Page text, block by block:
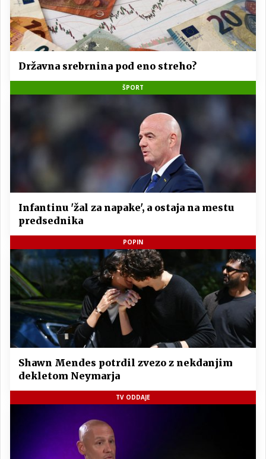
Državna srebrnina pod eno streho?
ŠPORT
Infantinu 'žal za napake', a ostaja na mestu
predsednika
POPIN
Shawn Mendes potrdil zvezo z nekdanjim
dekletom Neymarja
TV ODDAJE